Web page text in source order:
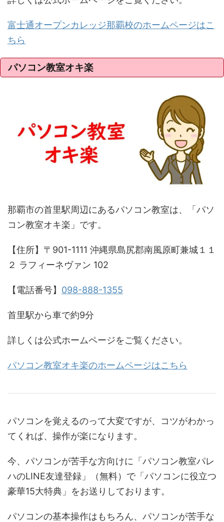
富士通オープンカレッジ那覇校のホームページはこ
ちら
パソコン教室オキ楽
那覇市の首里駅周辺にあるパソコン教室は、「パソ
コン教室オキ楽」です。
【住所】〒901-1111 沖縄県島尻郡南風原町兼城１１
２ ラフィーネヴァン 102
【電話番号】 098-888-1355
首里駅から車で約9分
詳しくは公式ホームページをご覧ください。
パソコン教室オキ楽のホームページはこちら
パソコンを覚えるのって大変ですが、コツがわかっ
てくれば、操作が楽になります。
今、パソコンが苦手な方向けに「パソコン教室パレ
ハのLINE友達登録」（無料）で「パソコンに役立つ
豪華15大特典」をお送りしております。
パソコンの基本操作はもちろん、パソコンが苦手な